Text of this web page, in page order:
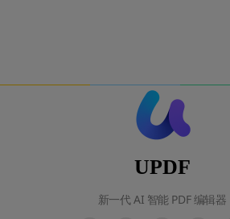
UPDF
新一代 AI 智能 PDF 编辑器